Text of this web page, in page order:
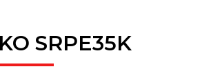
SRPE35K